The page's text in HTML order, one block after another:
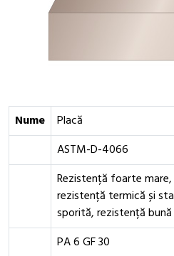
Nume
Placă
ASTM-D-4066
Rezistență foarte
rezistență termică și
sporită, rezistență
PA 6 GF 30